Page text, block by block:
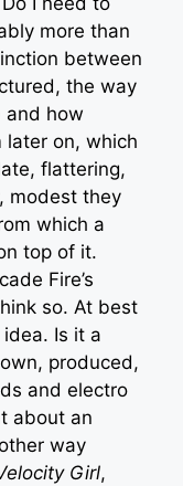
more than
between
the way
and how
later on, which
flattering,
modest they
which a
top of it.
Fire’s
so. At best
idea. Is it a
produced,
and electro
about an
way
Girl,